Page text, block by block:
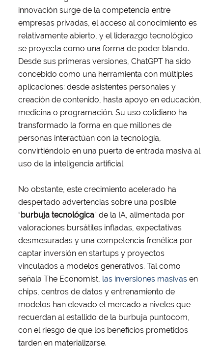
innovación surge de la competencia entre
empresas privadas, el acceso al conocimiento es
relativamente abierto, y el liderazgo tecnológico
se proyecta como una forma de poder blando.
Desde sus primeras versiones, ChatGPT ha sido
concebido como una herramienta con múltiples
aplicaciones: desde asistentes personales y
creación de contenido, hasta apoyo en educación,
medicina o programación. Su uso cotidiano ha
transformado la forma en que millones de
personas interactúan con la tecnología,
convirtiéndolo en una puerta de entrada masiva al
uso de la inteligencia artificial.
No obstante, este crecimiento acelerado ha
despertado advertencias sobre una posible
“burbuja tecnológica” de la IA, alimentada por
valoraciones bursátiles infladas, expectativas
desmesuradas y una competencia frenética por
captar inversión en startups y proyectos
vinculados a modelos generativos. Tal como
señala The Economist, las inversiones masivasen
chips, centros de datos y entrenamiento de
modelos han elevado el mercado a niveles que
recuerdan al estallido de la burbuja puntocom,
con el riesgo de que los beneficios prometidos
tarden en materializarse.